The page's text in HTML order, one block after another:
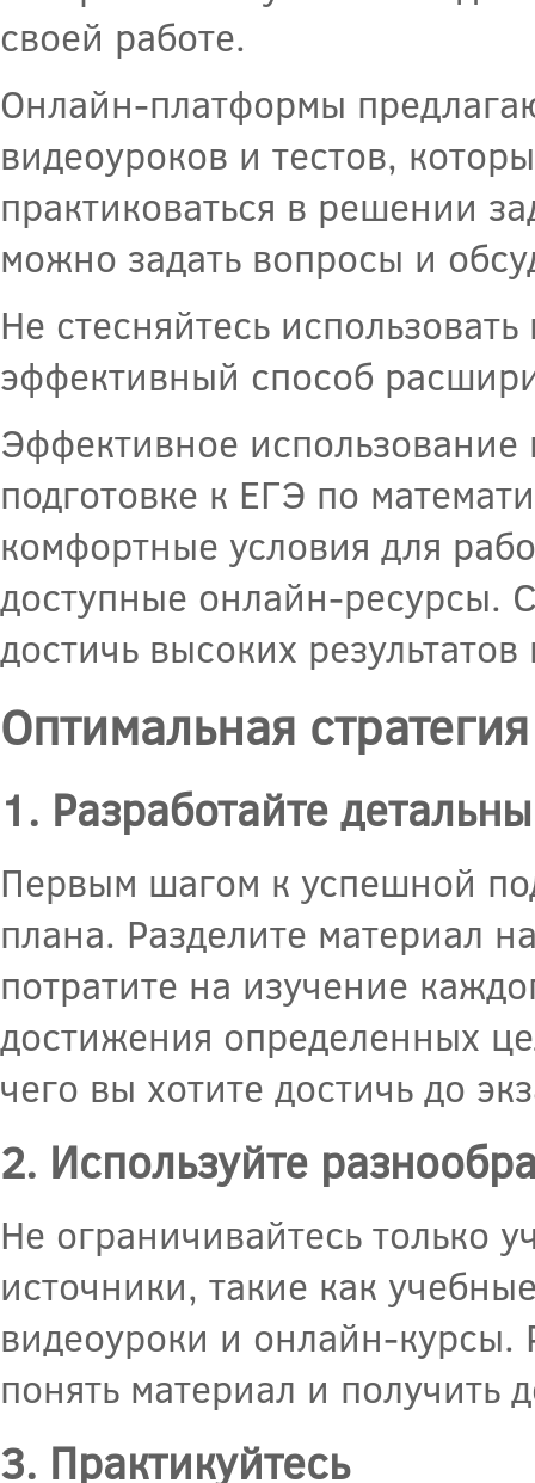
своей работе.
Онлайн-платформы
видеоуроков и тестов,
практиковаться в решении
можно задать вопросы и
Не стесняйтесь
эффективный способ
Эффективное
подготовке к ЕГЭ по
комфортные условия для
доступные онлайн-ресурсы.
достичь высоких
Оптимальная
1. Разработайте
Первым шагом к успешной
плана. Разделите материал
потратите на изучение
достижения определенных
чего вы хотите достичь до
2. Используйте
Не ограничивайтесь только
источники, такие как
видеоуроки и онлайн-
понять материал и
3. Практикуйтесь